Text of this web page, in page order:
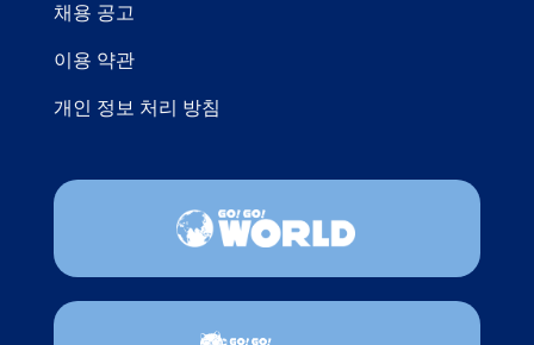
채용 공고
이용 약관
개인 정보 처리 방침